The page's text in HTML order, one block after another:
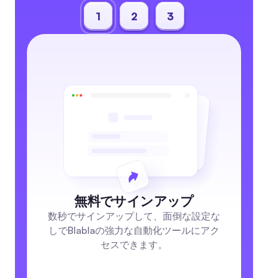
1 2 3
無料でサインアップ
数秒でサインアップして、面倒な設定な
しでBlablaの強力な自動化ツールにアク
セスできます。